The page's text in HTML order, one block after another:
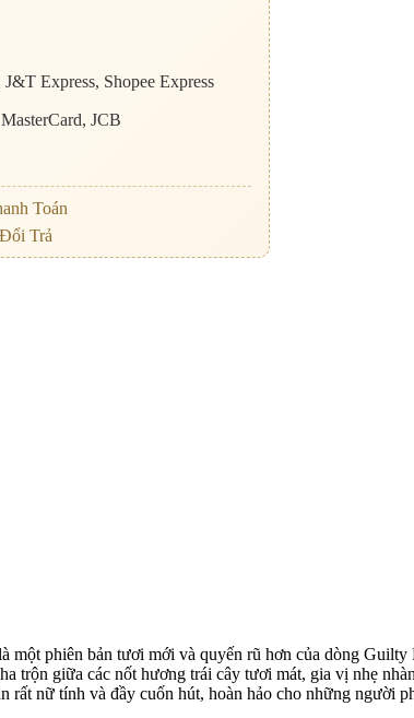
Express, Shopee Express
JCB
Toán
Trả
phiên bản tươi mới và quyến rũ hơn của dòng Guilty
trộn giữa các nốt hương trái cây tươi mát, gia vị nhẹ
rất nữ tính và đầy cuốn hút, hoàn hảo cho những người